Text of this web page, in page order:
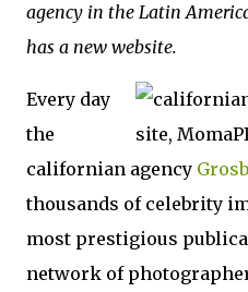
agency in the Latin
has a new website.
Every day
the
californian agency
thousands of celebrity
most prestigious
network of